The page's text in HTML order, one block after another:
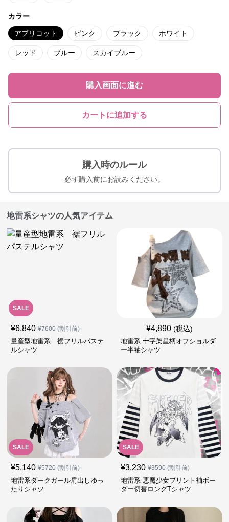
カラー
アプリコット ピンク ブラック ホワイト
レッド ブルー スカイブルー
購入画面に進む
カートに追加する
購入時のルール
必ず購入前にお読みください。
地雷系シャツの人気アイテム
SALE
¥6,840 ¥7600(割引前)
量産型地雷系 裾フリルパステ
ルシャツ
¥4,890 (税込)
地雷系 十字架星柄オフショルダ
ー半袖シャツ
SALE
¥5,140 ¥5720(割引前)
地雷系ダークガール肩出しゆっ
たりシャツ
SALE
¥3,230 ¥3590(割引前)
地雷系 悪魔少女プリント袖ボー
ダー切替ロングTシャツ